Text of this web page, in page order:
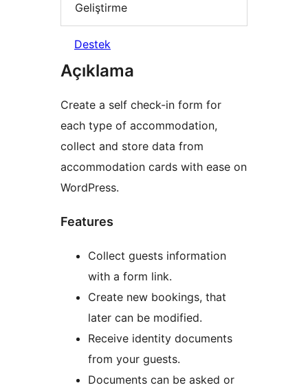
Geliştirme
Destek
Açıklama
Create a self check-in form for
each type of accommodation,
collect and store data from
accommodation cards with ease on
WordPress.
Features
Collect guests information
with a form link.
Create new bookings, that
later can be modified.
Receive identity documents
from your guests.
Documents can be asked or